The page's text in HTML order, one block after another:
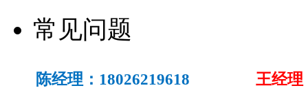
常见问题
陈经理：18026219618
王经理